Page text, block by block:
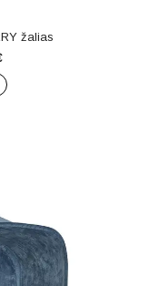
žalias